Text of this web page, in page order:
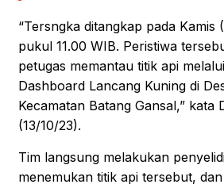
“Tersngka ditangkap pada Kamis
pukul 11.00 WIB. Peristiwa
petugas memantau titik api
Dashboard Lancang Kuning di
Kecamatan Batang Gansal,” kata
(13/10/23).
Tim langsung melakukan
menemukan titik api tersebut,